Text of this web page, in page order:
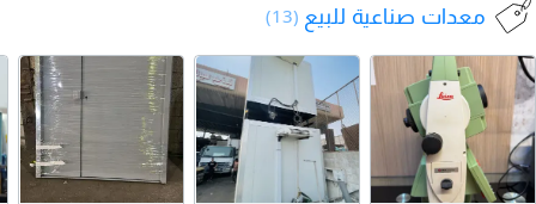
معدات صناعية للبيع (13)